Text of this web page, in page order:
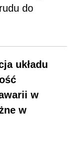
do
układu
w
w